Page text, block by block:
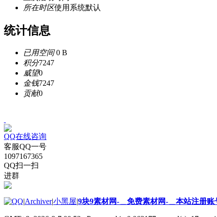
所在时区使用系统默认
统计信息
已用空间0 B
积分7247
威望0
金钱7247
贡献0
QQ在线咨询
客服QQ一号
1097167365
QQ扫一扫
进群
|Archiver|小黑屋|9块9素材网-＿免费素材网-＿本站注册账